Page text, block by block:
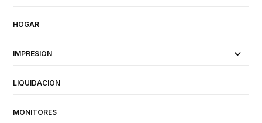
HOGAR
IMPRESION
LIQUIDACION
MONITORES